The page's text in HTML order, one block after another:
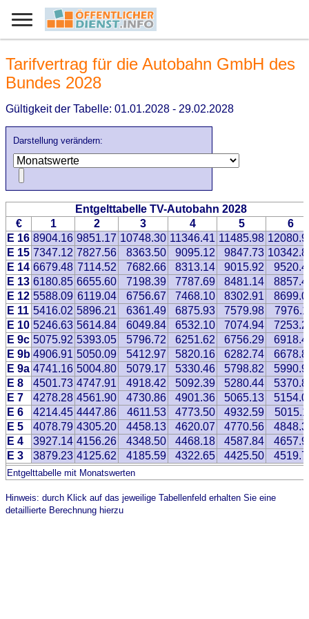
Darstellung verändern:
Tarifvertrag für die Autobahn GmbH des
Bundes 2028
Gültigkeit der Tabelle: 01.01.2028 - 29.02.2028
Entgelttabelle TV-Autobahn 2028
€
1 2 3 4 5
6
E 16 8904.16 9851.17 10748.30 11346.41 11485.98
E 15 7347.12 7827.56 8363.50 9095.12 9847.73
E 14 6679.48 7114.52 7682.66 8313.14 9015.92
E 13 6180.85 6655.60 7198.39 7787.69 8481.14
E 12 5588.09 6119.04 6756.67 7468.10 8302.91
E 11 5416.02 5896.21 6361.49 6875.93 7579.98
E 10 5246.63 5614.84 6049.84 6532.10 7074.94
E 9c 5075.92 5393.05 5796.72 6251.62 6756.29
E 9b 4906.91 5050.09 5412.97 5820.16 6282.74
E 9a 4741.16 5004.80 5079.17 5330.46 5798.82
E 8
4501.73 4747.91 4918.42 5092.39 5280.44
E 7
4278.28 4561.90 4730.86 4901.36 5065.13
E 6
4214.45 4447.86 4611.53 4773.50 4932.59
E 5
4078.79 4305.20 4458.13 4620.07 4770.56
E 4
3927.14 4156.26 4348.50 4468.18 4587.84
E 3
3879.23 4125.62 4185.59 4322.65 4425.50
Entgelttabelle mit Monatswerten
Hinweis: durch Klick auf das jeweilige Tabellenfeld erhalten Sie eine
detaillierte Berechnung hierzu